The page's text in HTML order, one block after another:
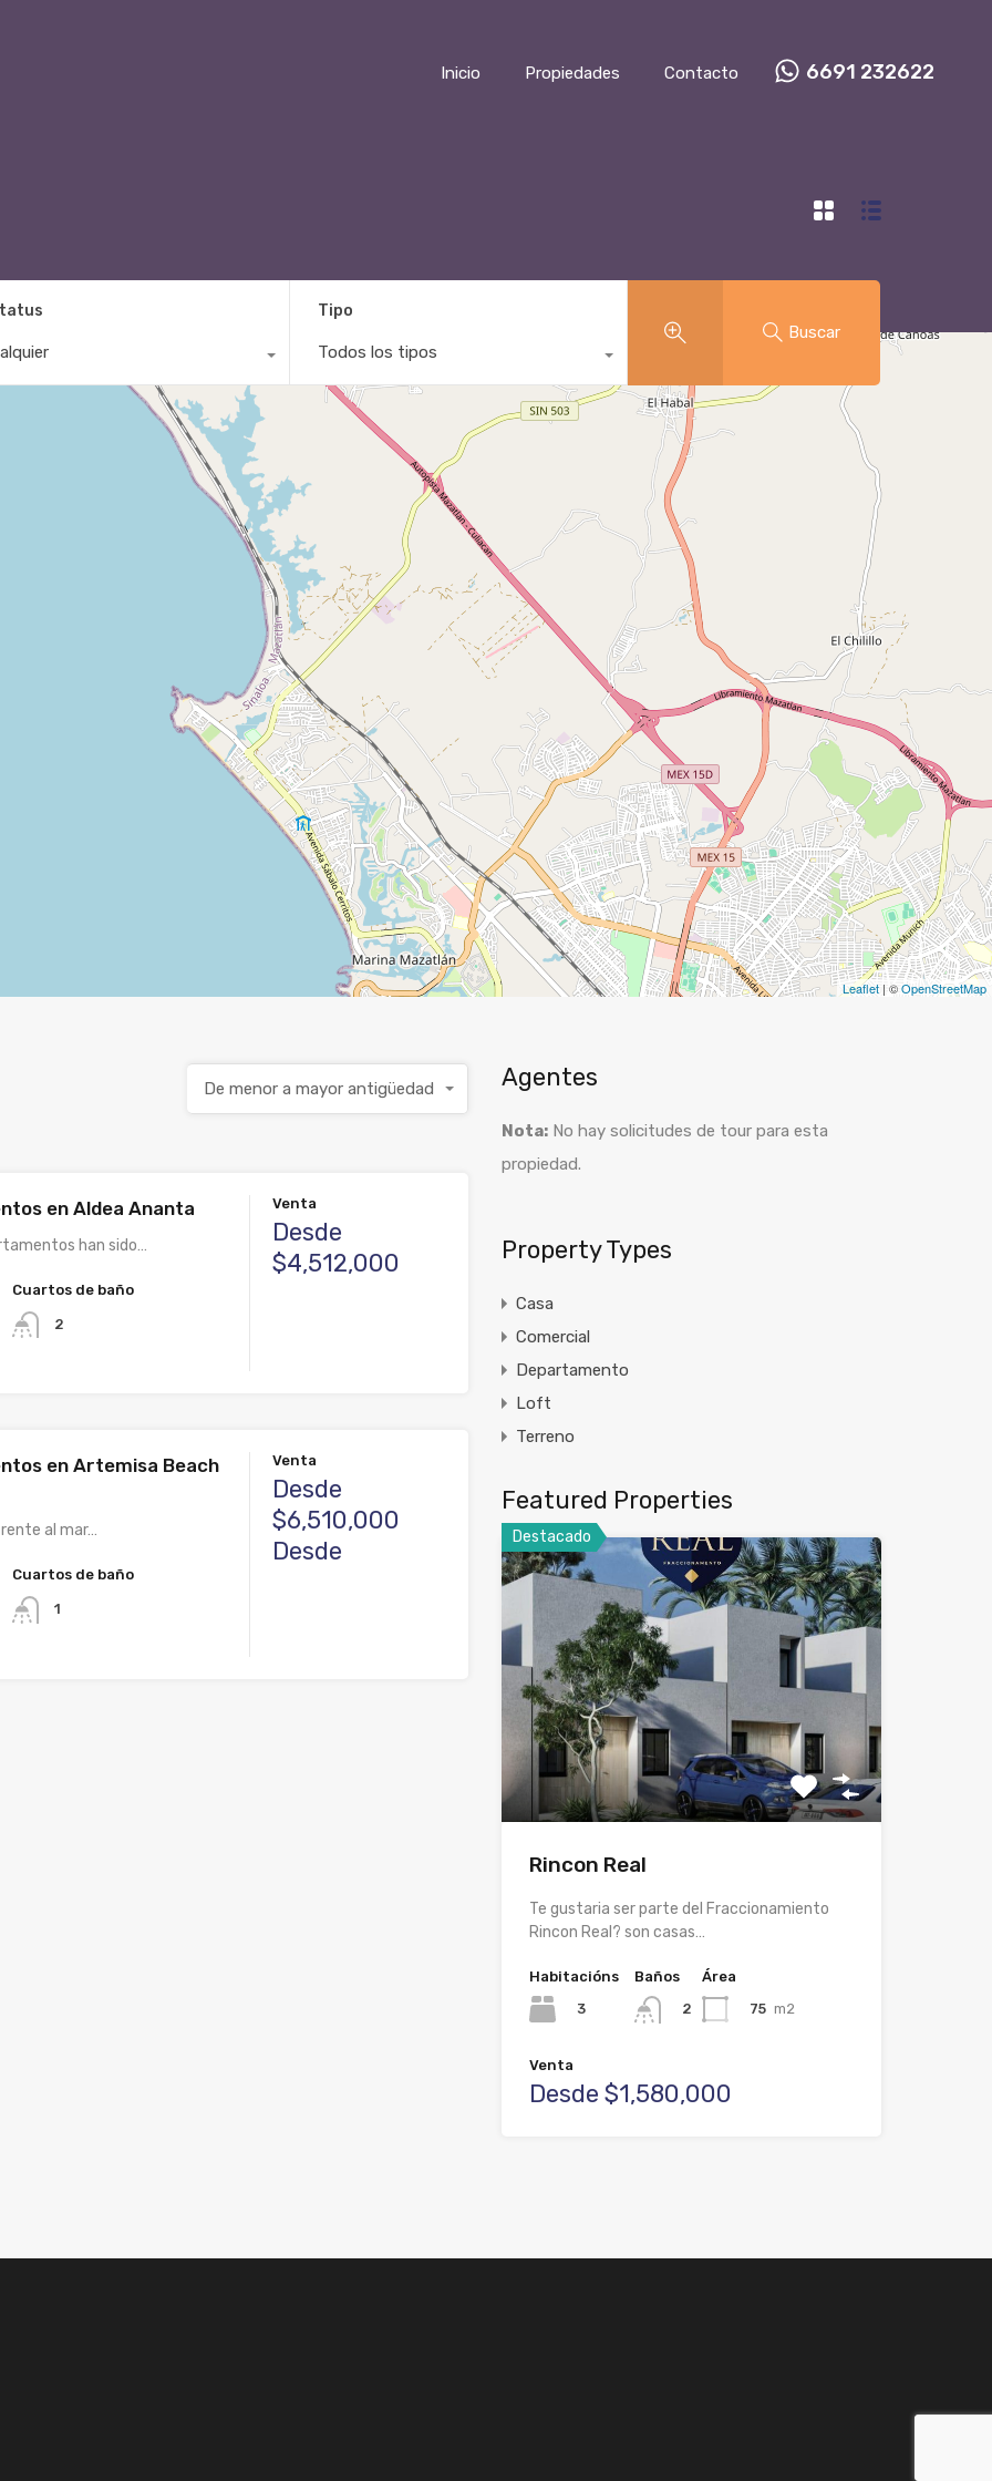
Inicio Propiedades Contacto 6691 232622
Tipo
Todos los tipos
Buscar
Leaflet | ©OpenStreetMap
De menor a mayor antigüedad
en Aldea Ananta
han sido…
Cuartos de baño
2
Venta
Desde
$4,512,000
en Artemisa Beach
al mar…
Cuartos de baño
1
Venta
Desde
$6,510,000
Desde
Agentes
Nota:No hay solicitudes de tour para esta
propiedad.
Property Types
Casa
Comercial
Departamento
Loft
Terreno
Featured Properties
Destacado
Rincon Real
Te gustaria ser parte del Fraccionamiento
Rincon Real? son casas…
Habitacións
3
Baños
2
Área
75 m2
Venta
Desde $1,580,000